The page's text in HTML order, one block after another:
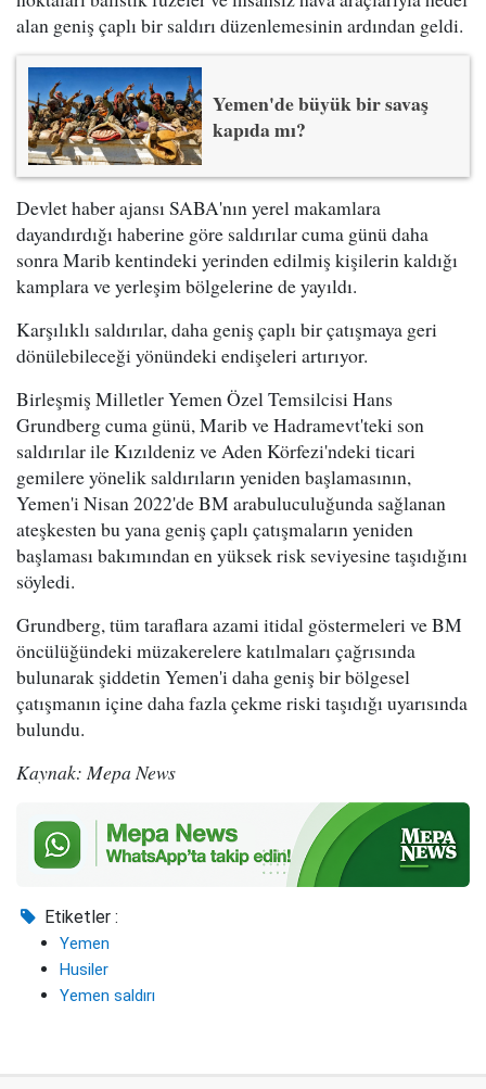
alan geniş çaplı bir saldırı düzenlemesinin ardından geldi.
Yemen'de büyük bir savaş
kapıda mı?
Devlet haber ajansı SABA'nın yerel makamlara
dayandırdığı haberine göre saldırılar cuma günü daha
sonra Marib kentindeki yerinden edilmiş kişilerin kaldığı
kamplara ve yerleşim bölgelerine de yayıldı.
Karşılıklı saldırılar, daha geniş çaplı bir çatışmaya geri
dönülebileceği yönündeki endişeleri artırıyor.
Birleşmiş Milletler Yemen Özel Temsilcisi Hans
Grundberg cuma günü, Marib ve Hadramevt'teki son
saldırılar ile Kızıldeniz ve Aden Körfezi'ndeki ticari
gemilere yönelik saldırıların yeniden başlamasının,
Yemen'i Nisan 2022'de BM arabuluculuğunda sağlanan
ateşkesten bu yana geniş çaplı çatışmaların yeniden
başlaması bakımından en yüksek risk seviyesine taşıdığını
söyledi.
Grundberg, tüm taraflara azami itidal göstermeleri ve BM
öncülüğündeki müzakerelere katılmaları çağrısında
bulunarak şiddetin Yemen'i daha geniş bir bölgesel
çatışmanın içine daha fazla çekme riski taşıdığı uyarısında
bulundu.
Kaynak: Mepa News
Etiketler :
Yemen
Husiler
Yemen saldırı